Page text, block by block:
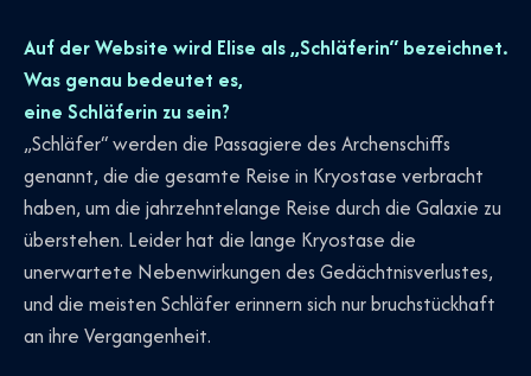
Auf der Website wird Elise als „Schläferin“ bezeichnet.
Was genau bedeutet es,
eine Schläferin zu sein?
„Schläfer“ werden die Passagiere des Archenschiffs
genannt, die die gesamte Reise in Kryostase verbracht
haben, um die jahrzehntelange Reise durch die Galaxie zu
überstehen. Leider hat die lange Kryostase die
unerwartete Nebenwirkungen des Gedächtnisverlustes,
und die meisten Schläfer erinnern sich nur bruchstückhaft
an ihre Vergangenheit.